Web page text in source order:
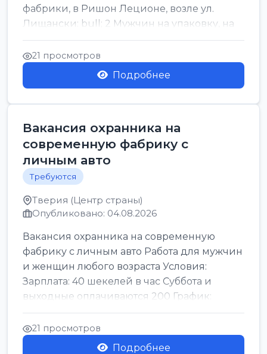
фабрики, в Ришон Леционе, возле ул.
Лищански: bull; 2 Мужчин на упаковку, на
машинку рисовых макоронов...
21 просмотров
Подробнее
Вакансия охранника на
современную фабрику с
личным авто
Требуются
Тверия (Центр страны)
Опубликовано: 04.08.2026
Вакансия охранника на современную
фабрику с личным авто Работа для мужчин
и женщин любого возраста Условия:
Зарплата: 40 шекелей в час Суббота и
выходные оплачиваются 200 График:
смены утро день ночь ...
21 просмотров
Подробнее